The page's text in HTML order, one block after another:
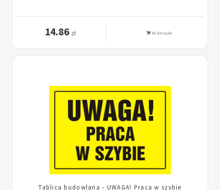
14.86 zł Do koszyka
Tablica budowlana - UWAGA! Praca w szybie